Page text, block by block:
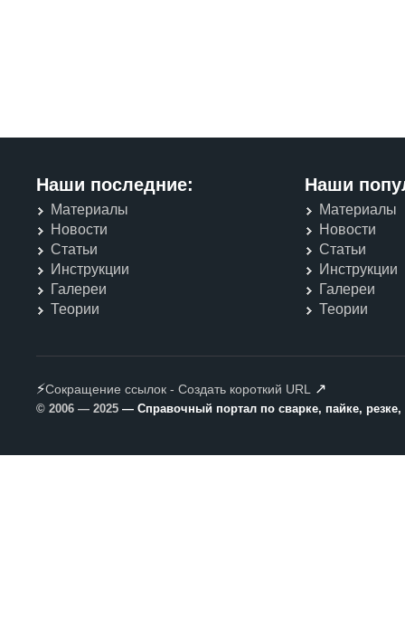
Наши последние:
Материалы
Новости
Статьи
Инструкции
Галереи
Теории
Наши
Материалы
Новости
Статьи
Инструкции
Галереи
Теории
⚡Сокращение ссылок - Создать короткий URL ↗
© 2006 — 2025 — Справочный портал по сварке, пайке,